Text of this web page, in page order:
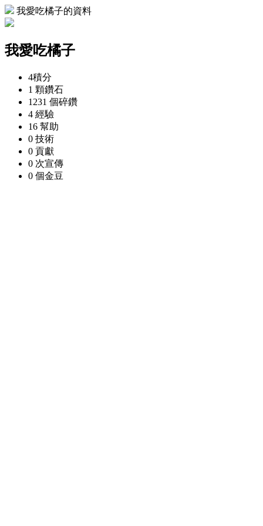
我愛吃橘子的資料
我愛吃橘子
4積分
1 顆鑽石
1231 個碎鑽
4 經驗
16 幫助
0 技術
0 貢獻
0 次宣傳
0 個金豆